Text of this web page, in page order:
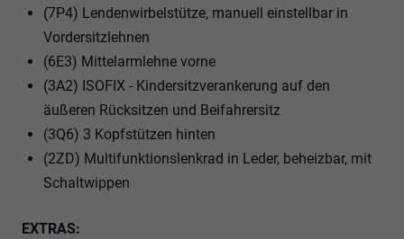
(7P4) Lendenwirbelstütze, manuell einstellbar in
Vordersitzlehnen
(6E3) Mittelarmlehne vorne
(3A2) ISOFIX - Kindersitzverankerung auf den
äußeren Rücksitzen und Beifahrersitz
(3Q6) 3 Kopfstützen hinten
(2ZD) Multifunktionslenkrad in Leder, beheizbar, mit
Schaltwippen
EXTRAS: